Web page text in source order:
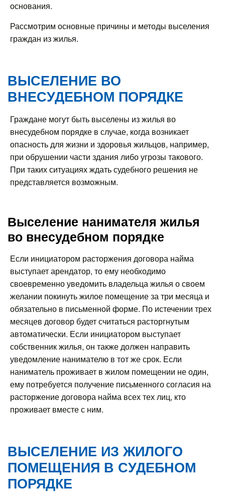
основания.
Рассмотрим основные причины и методы выселения
граждан из жилья.
ВЫСЕЛЕНИЕ ВО
ВНЕСУДЕБНОМ ПОРЯДКЕ
Граждане могут быть выселены из жилья во
внесудебном порядке в случае, когда возникает
опасность для жизни и здоровья жильцов, например,
при обрушении части здания либо угрозы такового.
При таких ситуациях ждать судебного решения не
представляется возможным.
Выселение нанимателя жилья
во внесудебном порядке
Если инициатором расторжения договора найма
выступает арендатор, то ему необходимо
своевременно уведомить владельца жилья о своем
желании покинуть жилое помещение за три месяца и
обязательно в письменной форме. По истечении трех
месяцев договор будет считаться расторгнутым
автоматически. Если инициатором выступает
собственник жилья, он также должен направить
уведомление нанимателю в тот же срок. Если
наниматель проживает в жилом помещении не один,
ему потребуется получение письменного согласия на
расторжение договора найма всех тех лиц, кто
проживает вместе с ним.
ВЫСЕЛЕНИЕ ИЗ ЖИЛОГО
ПОМЕЩЕНИЯ В СУДЕБНОМ
ПОРЯДКЕ